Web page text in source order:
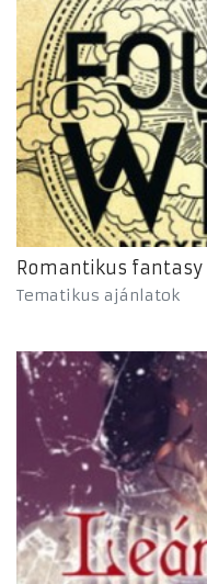
Romantikus fantasy
Tematikus ajánlatok